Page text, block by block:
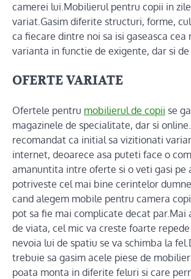
camerei lui.Mobilierul pentru copii in
variat.Gasim diferite structuri, forme,
ca fiecare dintre noi sa isi gaseasca cea
varianta in functie de exigente, dar si
OFERTE VARIATE
Ofertele pentru mobilierul de copii se
magazinele de specialitate, dar si
recomandat ca initial sa vizitionati
internet, deoarece asa puteti face o
amanuntita intre oferte si o veti gasi pe
potriveste cel mai bine cerintelor
cand alegem mobile pentru camera
pot sa fie mai complicate decat par.Mai
de viata, cel mic va creste foarte
nevoia lui de spatiu se va schimba la
trebuie sa gasim acele piese de
poata monta in diferite feluri si care